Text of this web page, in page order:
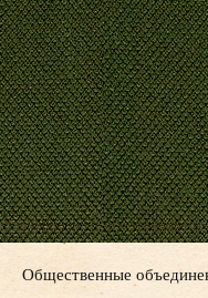
Общественные